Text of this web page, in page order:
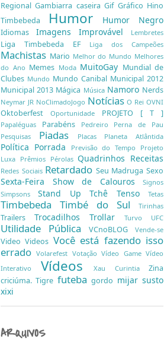
RegionalGambiarra caseiraGif Gráfico Hino
Timbebeda
Humor Humor Negro
Idiomas Imagens Improvável Lembretes
Liga Timbebeda EF Liga dos Campeões
Machistas Mario Melhor do Mundo Melhores
do Ano Memes Moda MuitoGay Mundial de
Clubes Mundo Mundo Canibal Municipal 2012
Municipal 2013 Mágica Música Namoro Nerds
Neymar JR NoClimadoJogo NotíciasO ReiOVNI
Oktoberfest Oportunidade PROJETO [ T ]
Papaléguas Parabéns Pedreiro Perna de Pau
Pesquisas Piadas Placas Planeta Atlântida
Política Porrada Previsão do Tempo Projeto
Luxa Prêmios Pérolas Quadrinhos Receitas
Redes Sociais Retardado Seu MadrugaSexo
Sexta-Feira Show de Calouros
Signos
SimpsonsStand UpTchê TensoTetas
Timbebeda Timbé do Sul Tirinhas
Trailers Trocadilhos Trollar Turvo UFC
Utilidade Pública VCnoBLOG Vende-se
VideoVideos Você está fazendo isso
erradoVolarefest VotaçãoVídeo GameVídeo
Interativo Vídeos Xau Curintia Zina
criciúma. Tigre futebagordo mijarsusto
xixi
ARQUIVOS